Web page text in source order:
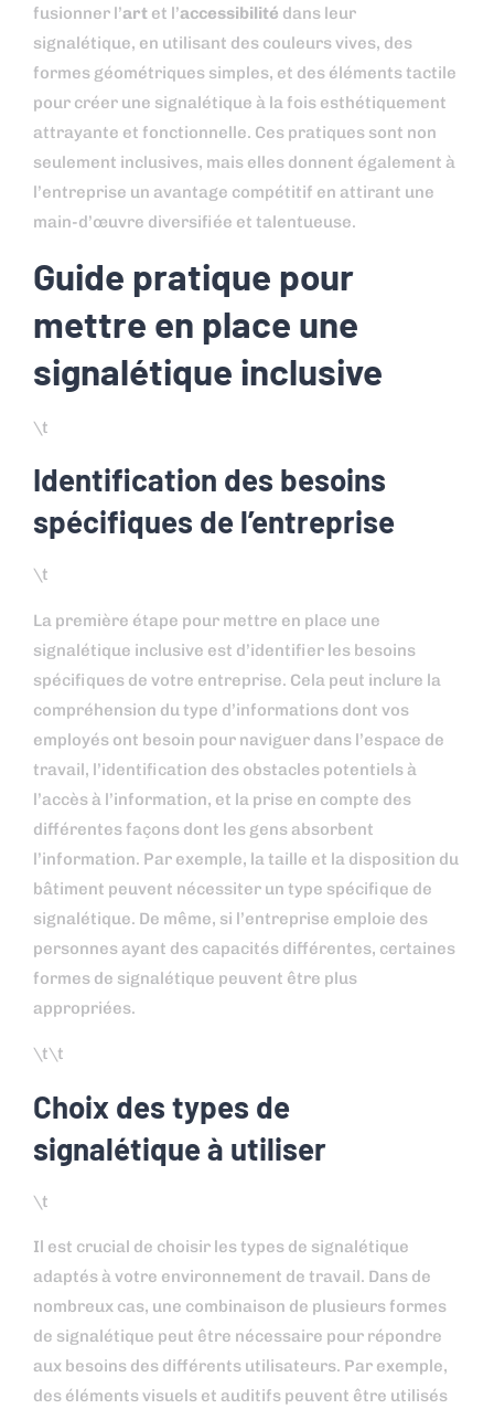
fusionner l’art et l’accessibilité dans leur
signalétique, en utilisant des couleurs vives, des
formes géométriques simples, et des éléments tactile
pour créer une signalétique à la fois esthétiquement
attrayante et fonctionnelle. Ces pratiques sont non
seulement inclusives, mais elles donnent également à
l’entreprise un avantage compétitif en attirant une
main-d’œuvre diversifiée et talentueuse.
Guide pratique pour
mettre en place une
signalétique inclusive
\t
Identification des besoins
spécifiques de l’entreprise
\t
La première étape pour mettre en place une
signalétique inclusive est d’identifier les besoins
spécifiques de votre entreprise. Cela peut inclure la
compréhension du type d’informations dont vos
employés ont besoin pour naviguer dans l’espace de
travail, l’identification des obstacles potentiels à
l’accès à l’information, et la prise en compte des
différentes façons dont les gens absorbent
l’information. Par exemple, la taille et la disposition du
bâtiment peuvent nécessiter un type spécifique de
signalétique. De même, si l’entreprise emploie des
personnes ayant des capacités différentes, certaines
formes de signalétique peuvent être plus
appropriées.
\t\t
Choix des types de
signalétique à utiliser
\t
Il est crucial de choisir les types de signalétique
adaptés à votre environnement de travail. Dans de
nombreux cas, une combinaison de plusieurs formes
de signalétique peut être nécessaire pour répondre
aux besoins des différents utilisateurs. Par exemple,
des éléments visuels et auditifs peuvent être utilisés